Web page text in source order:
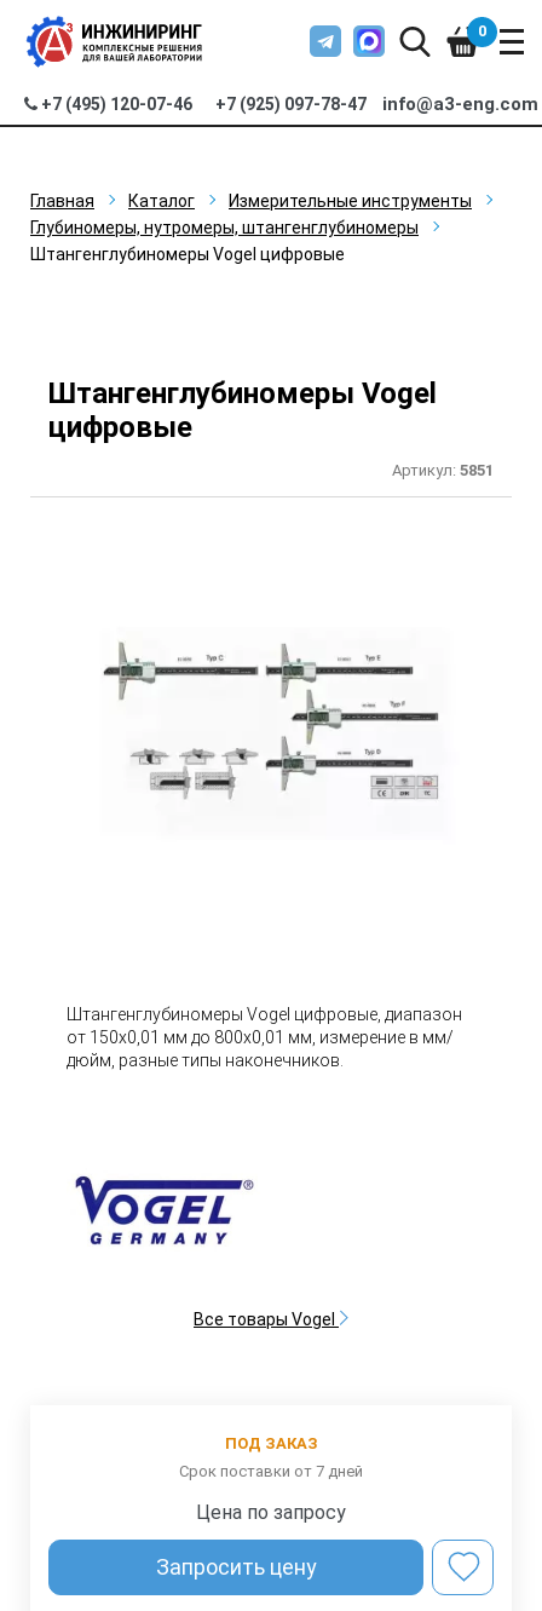
+7 (495) 120-07-46 +7 (925) 097-78-47 info@a3-eng.com
0
Главная Каталог
Измерительные инструменты
Глубиномеры, нутромеры, штангенглубиномеры
Штангенглубиномеры Vogel цифровые
Штангенглубиномеры Vogel
цифровые
Артикул: 5851
Штангенглубиномеры Vogel цифровые, диапазон
от 150х0,01 мм до 800х0,01 мм, измерение в мм/
дюйм, разные типы наконечников.
Все товары Vogel
ПОД ЗАКАЗ
Срок поставки от 7 дней
Цена по запросу
Запросить цену